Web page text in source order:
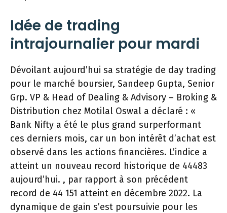
Idée de trading
intrajournalier pour mardi
Dévoilant aujourd’hui sa stratégie de day trading
pour le marché boursier, Sandeep Gupta, Senior
Grp. VP & Head of Dealing & Advisory – Broking &
Distribution chez Motilal Oswal a déclaré : «
Bank Nifty a été le plus grand surperformant
ces derniers mois, car un bon intérêt d’achat est
observé dans les actions financières. L’indice a
atteint un nouveau record historique de 44483
aujourd’hui. , par rapport à son précédent
record de 44 151 atteint en décembre 2022. La
dynamique de gain s’est poursuivie pour les